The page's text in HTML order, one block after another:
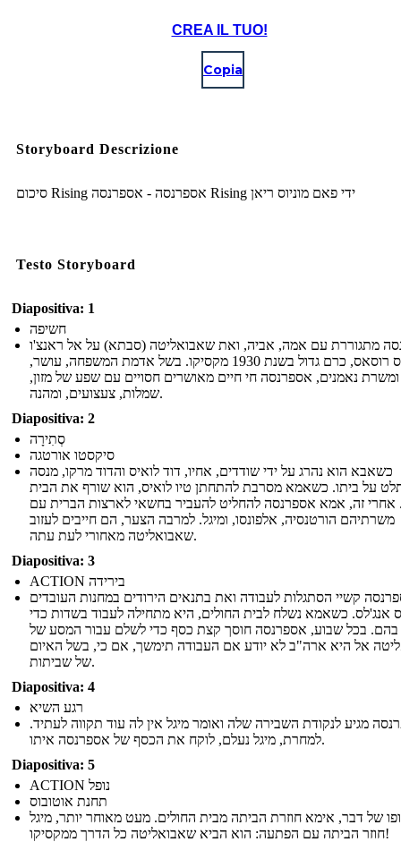
CREA IL TUO!
Copia
Storyboard Descrizione
סיכום Rising אספרנסה - אספרנסה Rising ידי פאם מוניוס ריאן
Testo Storyboard
Diapositiva: 1
חשיפה
מתגוררת עם אמה, אביה, ואת שאבואליטה (סבתא) על אל ראנצ'ו
דה לאס רוסאס, כרם גדול בשנת 1930 מקסיקו. בשל אדמת המשפחה, עושר,
ומשרת נאמנים, אספרנסה חי חיים מאושרים חסויים עם שפע של מזון,
שמלות, צעצועים, ומהנה.
Diapositiva: 2
סְתִירָה
סיקסטו אורטגה
כשאבא הוא נהרג על ידי שודדים, אחיו, דוד לואיס והדוד מרקו, מנסה
על ביתו. כשאמא מסרבת להתחתן טיו לואיס, הוא שורף את הבית
אחרי זה, אמא אספרנסה להחליט להעביר בחשאי לארצות הברית עם
משרתיהם הורטנסיה, אלפונסו, ומיגל. למרבה הצער, הם חייבים לעזוב
שאבואליטה מאחורי לעת עתה.
Diapositiva: 3
ACTION בירידה
קשיי הסתגלות לעבודה ואת בתנאים הירודים במחנות העובדים
אנג'לס. כשאמא נשלח לבית החולים, היא מתחילה לעבוד בשדות כדי
בהם. בכל שבוע, אספרנסה חוסך קצת כסף כדי לשלם עבור המסע של
אל היא ארה"ב לא יודע אם העבודה תימשך, אם כי, בשל האיום
של שביתות.
Diapositiva: 4
רגע השיא
מגיע לנקודת השבירה שלה ואומר מיגל אין לה עוד תקווה לעתיד.
למחרת, מיגל נעלם, לוקח את הכסף של אספרנסה איתו.
Diapositiva: 5
ACTION נופל
תחנת אוטובוס
של דבר, אימא חוזרת הביתה מבית החולים. מעט מאוחר יותר, מיגל
חוזר הביתה עם הפתעה: הוא הביא שאבואליטה כל הדרך ממקסיקו!